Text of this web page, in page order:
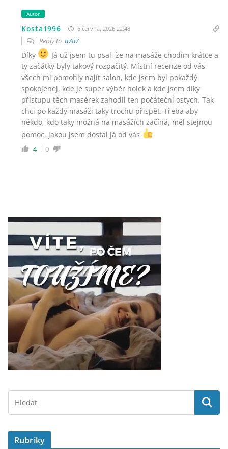
Autor
Kosta1996 6 června, 2026 22:48
Reply to a7a7
Díky
Já už jsem tu psal, že na masáže chodím krátce a
ty začátky byly takový rozpačitý. Místní recenze od vás
všech mi pomohly najít salon, kde jsem byl pokaždý
spokojenej, kde je super výběr holek a kde jsem díky
přístupu těch masérek zahodil ten počáteční ostych. Tak
chci po každý masáži taky trochu přispět. Třeba aby
někdo, kdo taky možná na masážích začíná, měl stejnou
pomoc, jakou jsem dostal já od vás
4 0
Rubriky